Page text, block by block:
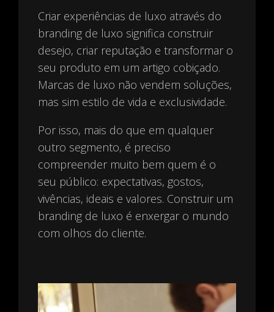
Criar experiências de luxo através do
branding de luxo significa construir
desejo, criar reputação e transformar o
seu produto em um artigo cobiçado.
Marcas de luxo não vendem soluções,
mas sim estilo de vida e exclusividade.
Por isso, mais do que em qualquer
outro segmento, é preciso
compreender muito bem quem é o
seu público: expectativas, gostos,
vivências, ideais e valores. Construir um
branding de luxo é enxergar o mundo
com olhos do cliente.